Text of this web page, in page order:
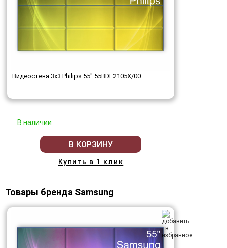
Видеостена 3x3 Philips 55" 55BDL2105X/00
В наличии
В КОРЗИНУ
Купить в 1 клик
Товары бренда Samsung